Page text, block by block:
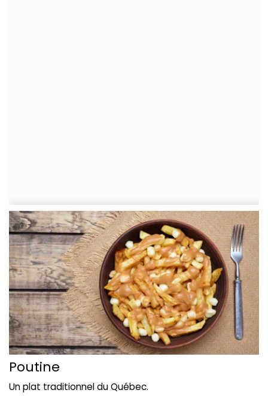
Poutine
Un plat traditionnel du Québec.